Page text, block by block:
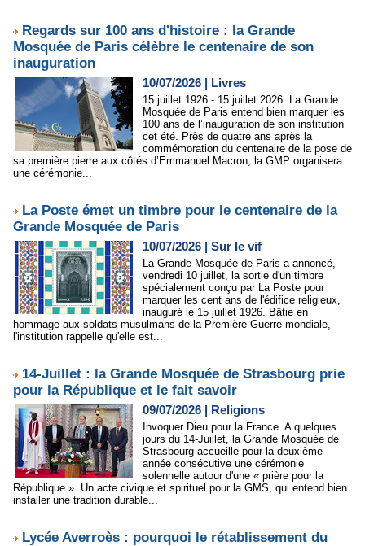
Regards sur 100 ans d'histoire : la Grande
Mosquée de Paris célèbre le centenaire de son
inauguration
10/07/2026 | Livres
15 juillet 1926 - 15 juillet 2026. La Grande
Mosquée de Paris entend bien marquer les
100 ans de l’inauguration de son institution
cet été. Près de quatre ans après la
commémoration du centenaire de la pose de
sa première pierre aux côtés d’Emmanuel Macron, la GMP organisera
une cérémonie...
La Poste émet un timbre pour le centenaire de la
Grande Mosquée de Paris
10/07/2026 | Sur le vif
La Grande Mosquée de Paris a annoncé,
vendredi 10 juillet, la sortie d'un timbre
spécialement conçu par La Poste pour
marquer les cent ans de l'édifice religieux,
inauguré le 15 juillet 1926. Bâtie en
hommage aux soldats musulmans de la Première Guerre mondiale,
l'institution rappelle qu'elle est...
14-Juillet : la Grande Mosquée de Strasbourg prie
pour la République et le fait savoir
09/07/2026 | Religions
Invoquer Dieu pour la France. A quelques
jours du 14-Juillet, la Grande Mosquée de
Strasbourg accueille pour la deuxième
année consécutive une cérémonie
solennelle autour d'une « prière pour la
République ». Un acte civique et spirituel pour la GMS, qui entend bien
installer une tradition durable...
Lycée Averroès : pourquoi le rétablissement du